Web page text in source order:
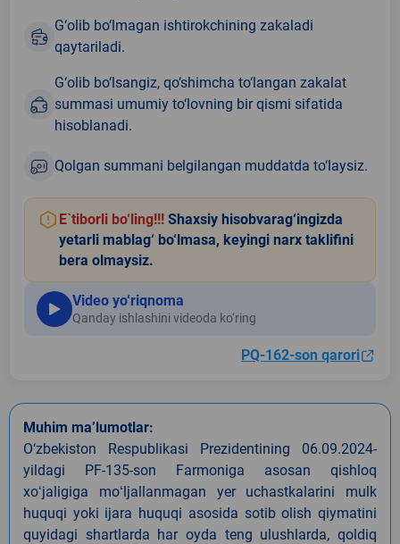
G‘olib bo‘lmagan ishtirokchining zakaladi
qaytariladi.
G‘olib bo‘lsangiz, qo‘shimcha to‘langan zakalat
summasi umumiy to‘lovning bir qismi sifatida
hisoblanadi.
Qolgan summani belgilangan muddatda to‘laysiz.
E`tiborli bo‘ling!!! Shaxsiy hisobvarag‘ingizda
yetarli mablag‘ bo‘lmasa, keyingi narx taklifini
bera olmaysiz.
Video yo‘riqnoma
Qanday ishlashini videoda ko‘ring
PQ-162-son qarori
Muhim ma’lumotlar:
O‘zbekiston Respublikasi Prezidentining 06.09.2024-
yildagi PF-135-son Farmoniga asosan qishloq
xoʻjaligiga moʻljallanmagan yer uchastkalarini mulk
huquqi yoki ijara huquqi asosida sotib olish qiymatini
quyidagi shartlarda har oyda teng ulushlarda, qoldiq